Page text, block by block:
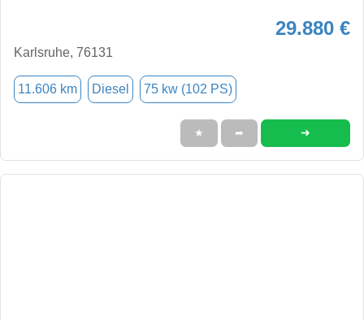
29.880 €
Karlsruhe, 76131
11.606 km Diesel 75 kw (102 PS)
★ ➦ ➜